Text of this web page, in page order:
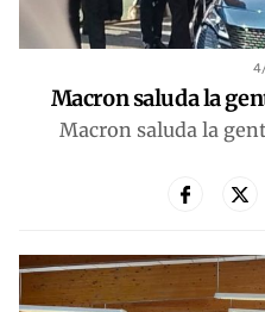
4
Macron saluda la
Macron saluda la